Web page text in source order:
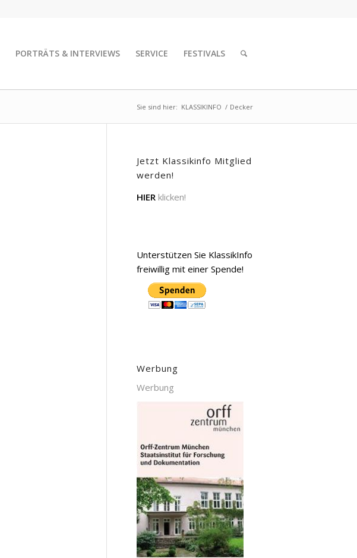
PORTRÄTS & INTERVIEWS SERVICE FESTIVALS
Sie sind hier: KLASSIKINFO / Decker
Jetzt Klassikinfo Mitglied
werden!
HIER klicken!
Unterstützen Sie KlassikInfo
freiwillig mit einer Spende!
Werbung
Werbung